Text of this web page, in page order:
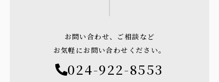
お問い合わせ、ご相談など
お気軽にお問い合わせください。
024-922-8553